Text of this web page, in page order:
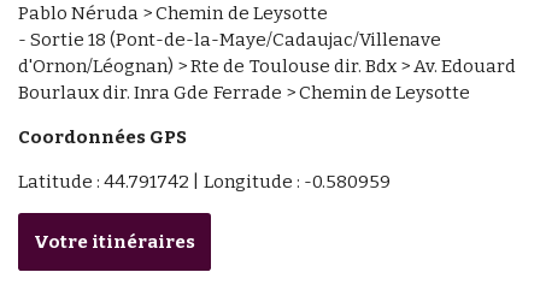
Pablo Néruda > Chemin de Leysotte
- Sortie 18 (Pont-de-la-Maye/Cadaujac/Villenave
d'Ornon/Léognan) > Rte de Toulouse dir. Bdx > Av. Edouard
Bourlaux dir. Inra Gde Ferrade > Chemin de Leysotte
Coordonnées GPS
Latitude : 44.791742 | Longitude : -0.580959
Votre itinéraires